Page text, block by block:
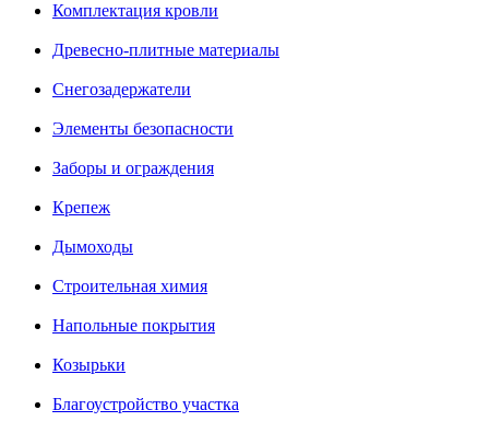
Комплектация кровли
Древесно-плитные материалы
Снегозадержатели
Элементы безопасности
Заборы и ограждения
Крепеж
Дымоходы
Строительная химия
Напольные покрытия
Козырьки
Благоустройство участка